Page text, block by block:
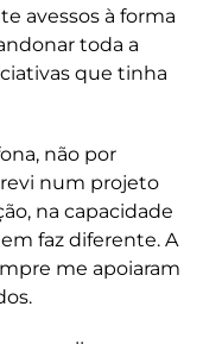
avessos à forma
toda a
que tinha
não por
num projeto
na capacidade
faz diferente. A
me apoiaram